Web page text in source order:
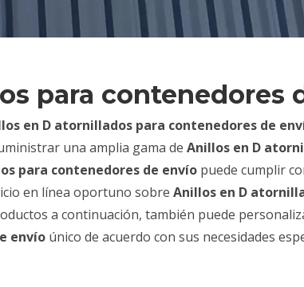
para contenedores
en D atornillados para contenedores de
una amplia gama de Anillos en D
para contenedores de envío puede cumplir
en línea oportuno sobre Anillos en D
a continuación, también puede
envío único de acuerdo con sus necesidades